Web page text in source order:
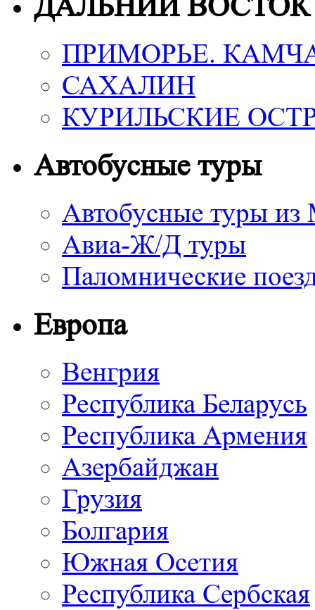
ПРИМОРЬЕ.
САХАЛИН
КУРИЛЬСКИЕ
Автобусные туры
Автобусные туры
Авиа-Ж/Д туры
Паломнические
Европа
Венгрия
Республика Беларусь
Республика Армения
Азербайджан
Грузия
Болгария
Южная Осетия
Республика Сербская